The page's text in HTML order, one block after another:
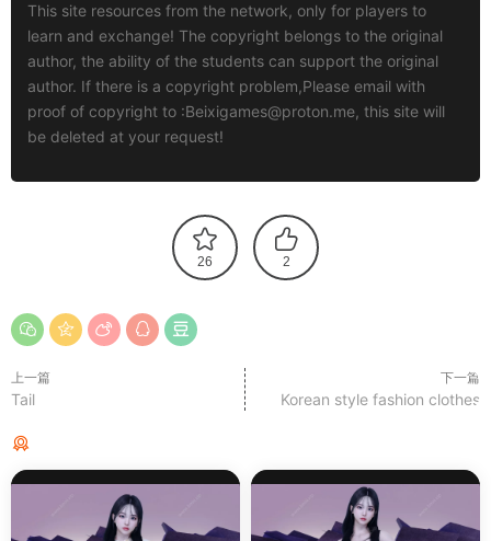
This site resources from the network, only for players to
learn and exchange! The copyright belongs to the original
author, the ability of the students can support the original
author. If there is a copyright problem,Please email with
proof of copyright to :Beixigames@proton.me, this site will
be deleted at your request!
26 2
上一篇
Tail
下一篇
Korean style fashion clothes